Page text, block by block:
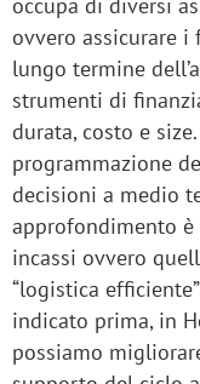
occupa di diversi
ovvero assicurare
lungo termine
strumenti di
durata, costo e
programmazione
decisioni a medio
approfondimento
incassi ovvero
“logistica
indicato prima, in
possiamo